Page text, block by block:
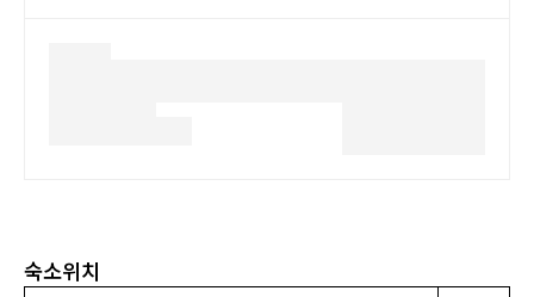
숙소위치